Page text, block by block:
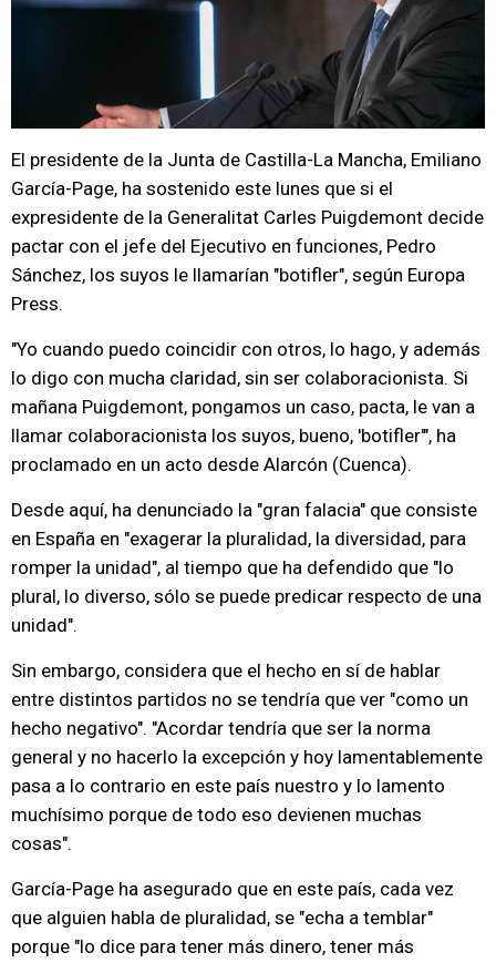
El presidente de la Junta de Castilla-La Mancha, Emiliano
García-Page, ha sostenido este lunes que si el
expresidente de la Generalitat Carles Puigdemont decide
pactar con el jefe del Ejecutivo en funciones, Pedro
Sánchez, los suyos le llamarían "botifler", según Europa
Press.
"Yo cuando puedo coincidir con otros, lo hago, y además
lo digo con mucha claridad, sin ser colaboracionista. Si
mañana Puigdemont, pongamos un caso, pacta, le van a
llamar colaboracionista los suyos, bueno, 'botifler'", ha
proclamado en un acto desde Alarcón (Cuenca).
Desde aquí, ha denunciado la "gran falacia" que consiste
en España en "exagerar la pluralidad, la diversidad, para
romper la unidad", al tiempo que ha defendido que "lo
plural, lo diverso, sólo se puede predicar respecto de una
unidad".
Sin embargo, considera que el hecho en sí de hablar
entre distintos partidos no se tendría que ver "como un
hecho negativo". "Acordar tendría que ser la norma
general y no hacerlo la excepción y hoy lamentablemente
pasa a lo contrario en este país nuestro y lo lamento
muchísimo porque de todo eso devienen muchas
cosas".
García-Page ha asegurado que en este país, cada vez
que alguien habla de pluralidad, se "echa a temblar"
porque "lo dice para tener más dinero, tener más